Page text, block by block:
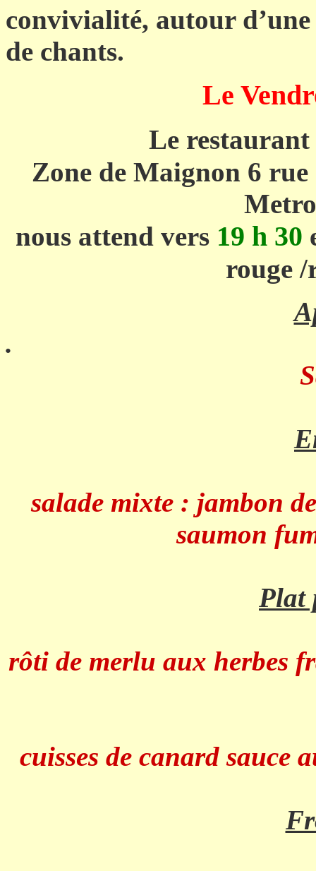
convivialité, autour d’une
de chants.
Le
Le
Zone de Maignon 6
nous attend vers 19 h 30
rouge /
.
salade mixte : jambon
saumon
Plat
rôti de merlu aux herbes
cuisses de canard sauce